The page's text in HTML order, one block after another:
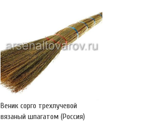
Веник сорго трехлучевой
вязаный шпагатом (Россия)